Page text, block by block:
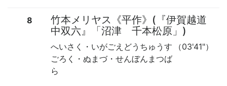
8
竹本メリヤス《平作》(『伊賀越道
中双六』「沼津 千本松原」)
（03'41"）
へいさく・いがごえどうちゅうす
ごろく・ぬまづ・せんぼんまつば
ら